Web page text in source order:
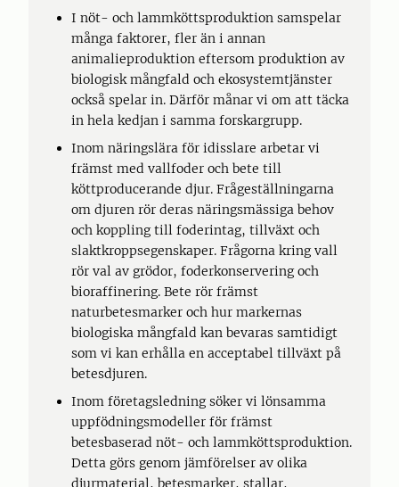
I nöt- och lammköttsproduktion samspelar
många faktorer, fler än i annan
animalieproduktion eftersom produktion av
biologisk mångfald och ekosystemtjänster
också spelar in. Därför månar vi om att täcka
in hela kedjan i samma forskargrupp.
Inom näringslära för idisslare arbetar vi
främst med vallfoder och bete till
köttproducerande djur. Frågeställningarna
om djuren rör deras näringsmässiga behov
och koppling till foderintag, tillväxt och
slaktkroppsegenskaper. Frågorna kring vall
rör val av grödor, foderkonservering och
bioraffinering. Bete rör främst
naturbetesmarker och hur markernas
biologiska mångfald kan bevaras samtidigt
som vi kan erhålla en acceptabel tillväxt på
betesdjuren.
Inom företagsledning söker vi lönsamma
uppfödningsmodeller för främst
betesbaserad nöt- och lammköttsproduktion.
Detta görs genom jämförelser av olika
djurmaterial, betesmarker, stallar,